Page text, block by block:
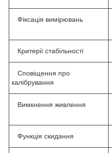
Фіксація вимірювань
Критерії стабільності
Сповіщення про
калібрування
Вимкнення живлення
Функція скидання